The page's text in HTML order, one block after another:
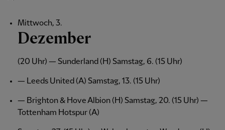
Mittwoch, 3.
Dezember
(20 Uhr) — Sunderland (H) Samstag, 6. (15 Uhr)
— Leeds United (A) Samstag, 13. (15 Uhr)
— Brighton & Hove Albion (H) Samstag, 20. (15 Uhr) —
Tottenham Hotspur (A)